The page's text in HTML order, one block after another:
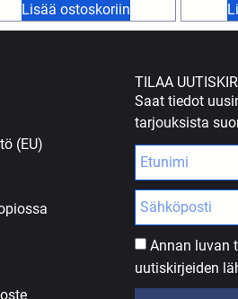
Lisää ostoskoriin
(EU)
TILAA
Saat tiedot
tarjouksista
Annan luvan
uutiskirjeiden